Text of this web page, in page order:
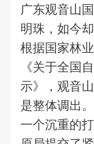
广东观音山
明珠，如今
根据国家林
《关于全国
示》，观音
是整体调出
一个沉重的